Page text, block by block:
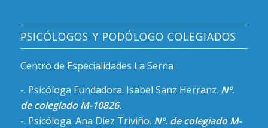
PSICÓLOGOS Y PODÓLOGO COLEGIADOS
Centro de Especialidades La Serna
-. Psicóloga Fundadora. Isabel Sanz Herranz. Nº.
de colegiado M-10826.
-. Psicóloga. Ana Díez Triviño. Nº. de colegiado M-